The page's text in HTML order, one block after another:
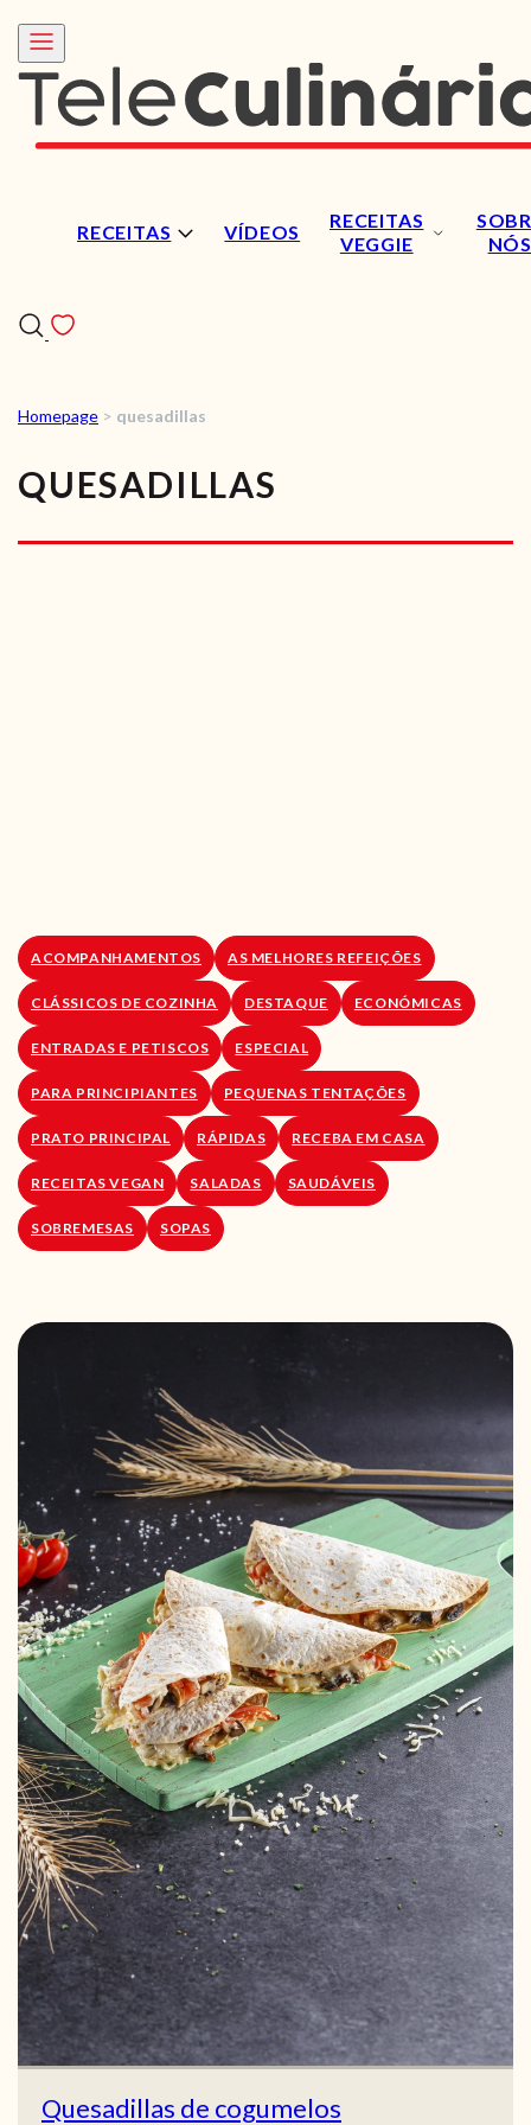
RECEITAS VÍDEOS
RECEITAS
VEGGIE
NÓS
VÍDEOS
RECEITAS VEGGIE
Homepage > quesadillas
QUESADILLAS
ACOMPANHAMENTOS AS MELHORES REFEIÇÕES
CLÁSSICOS DE COZINHA DESTAQUE ECONÓMICAS
ENTRADAS E PETISCOS ESPECIAL
PARA PRINCIPIANTES PEQUENAS TENTAÇÕES
PRATO PRINCIPAL RÁPIDAS RECEBA EM CASA
RECEITAS VEGAN SALADAS SAUDÁVEIS
SOBREMESAS SOPAS
Quesadillas de cogumelos